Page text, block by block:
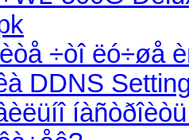
÷òî ëó÷øå
DDNS